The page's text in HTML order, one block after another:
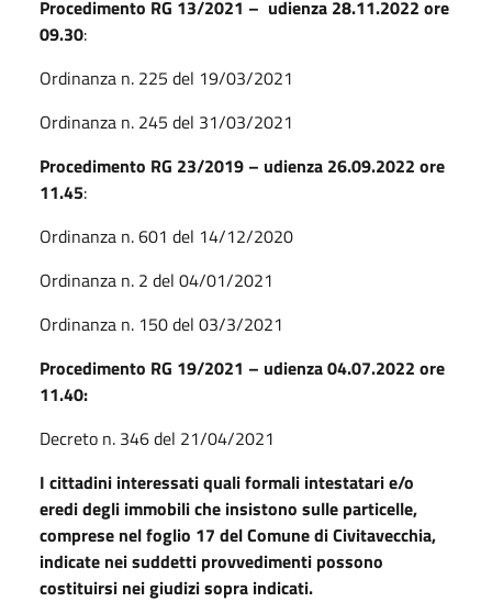
Procedimento RG 13/2021 – udienza 28.11.2022 ore
09.30:
Ordinanza n. 225 del 19/03/2021
Ordinanza n. 245 del 31/03/2021
Procedimento RG 23/2019 – udienza 26.09.2022 ore
11.45:
Ordinanza n. 601 del 14/12/2020
Ordinanza n. 2 del 04/01/2021
Ordinanza n. 150 del 03/3/2021
Procedimento RG 19/2021 – udienza 04.07.2022 ore
11.40:
Decreto n. 346 del 21/04/2021
I cittadini interessati quali formali intestatari e/o
eredi degli immobili che insistono sulle particelle,
comprese nel foglio 17 del Comune di Civitavecchia,
indicate nei suddetti provvedimenti possono
costituirsi nei giudizi sopra indicati.